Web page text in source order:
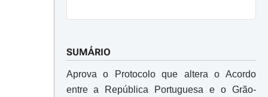
SUMÁRIO
Aprova o Protocolo que altera o Acordo
entre a República Portuguesa e o Grão-